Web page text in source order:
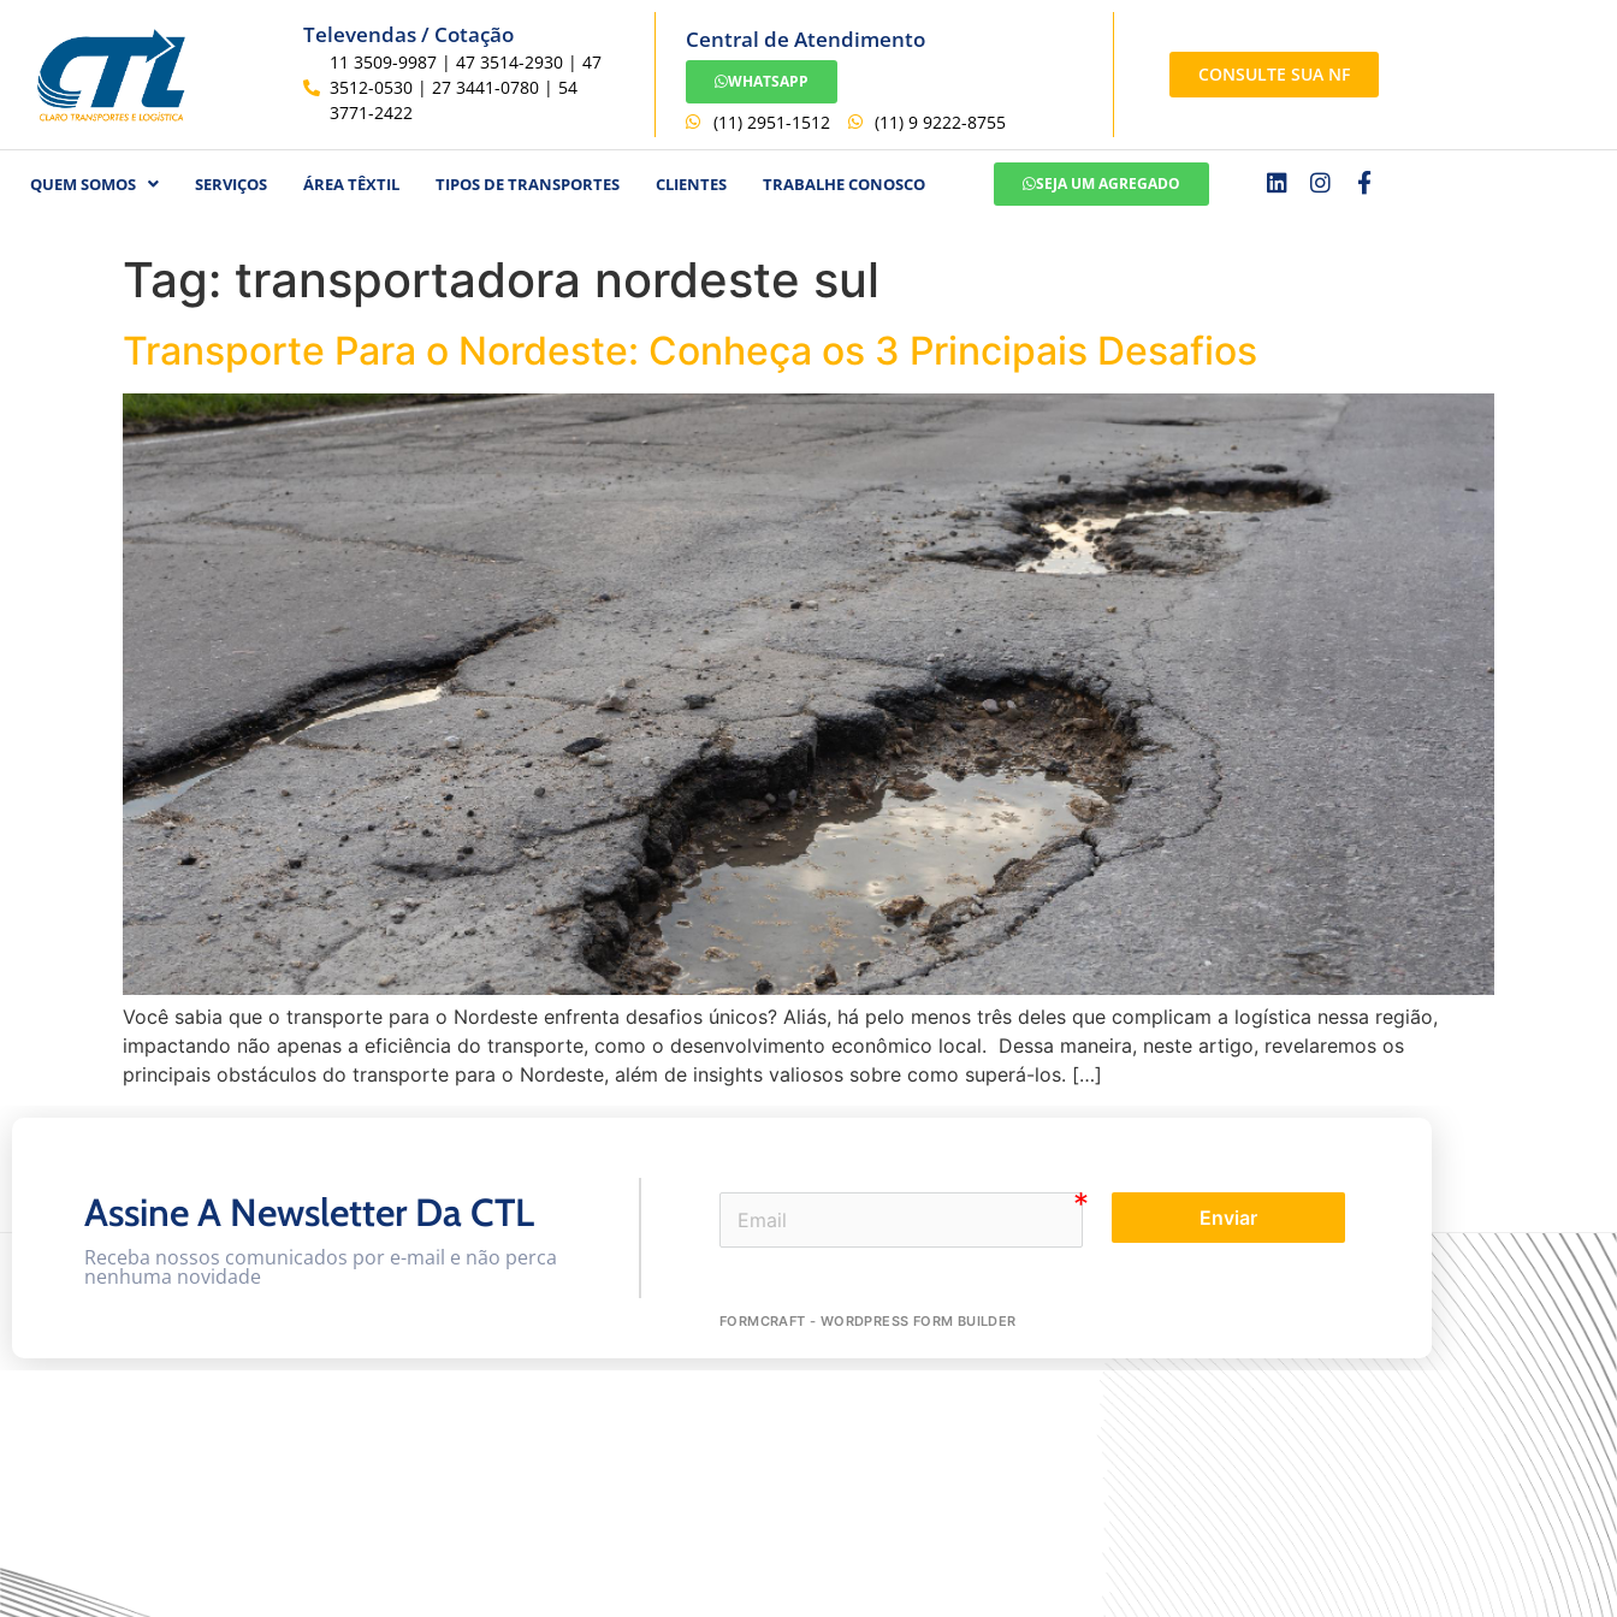
Televendas / Cotação
11 3509-9987 | 47 3514-2930 | 47
3512-0530 | 27 3441-0780 | 54
3771-2422
Central de Atendimento
WHATSAPP
(11) 2951-1512 (11) 9 9222-8755
CONSULTE SUA NF
QUEM SOMOS SERVIÇOS ÁREA TÊXTIL TIPOS DE TRANSPORTES CLIENTES TRABALHE CONOSCO SEJA UM AGREGADO
Tag: transportadora nordeste sul
Transporte Para o Nordeste: Conheça os 3 Principais Desafios
Você sabia que o transporte para o Nordeste enfrenta desafios únicos? Aliás, há pelo menos três deles que complicam a logística nessa região,
impactando não apenas a eficiência do transporte, como o desenvolvimento econômico local. Dessa maneira, neste artigo, revelaremos os
principais obstáculos do transporte para o Nordeste, além de insights valiosos sobre como superá-los. […]
Assine A Newsletter Da CTL
Receba nossos comunicados por e-mail e não perca
nenhuma novidade
Enviar
FORMCRAFT - WORDPRESS FORM BUILDER